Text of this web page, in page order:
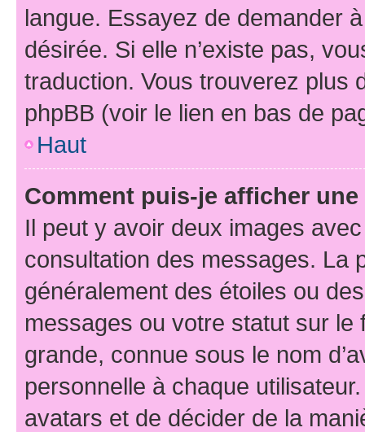
langue. Essayez de demander
désirée. Si elle n’existe pas,
traduction. Vous trouverez plus
phpBB (voir le lien en bas de
Haut
Comment puis-je afficher
Il peut y avoir deux images
consultation des messages. La
généralement des étoiles ou
messages ou votre statut sur
grande, connue sous le nom
personnelle à chaque utilisateur.
avatars et de décider de la